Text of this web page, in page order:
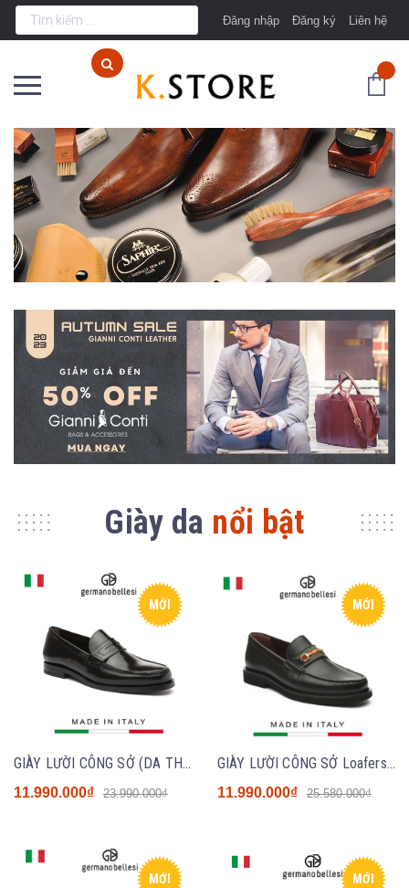
Đăng nhập Đăng ký Liên hệ
Giày da nổi bật
MỚI
GIÀY LƯỜI CÔNG SỞ (DA THẬT) - GERMANO BELLESI 182- SẢN XUẤT THỦ CÔNG TẠI ITALY
11.990.000₫ 23.990.000₫
MỚI
MỚI
GIÀY LƯỜI CÔNG SỞ Loafers - GERMANO BELLESI 315- SẢN XUẤT THỦ CÔNG TẠI ITALY
11.990.000₫ 25.580.000₫
MỚI